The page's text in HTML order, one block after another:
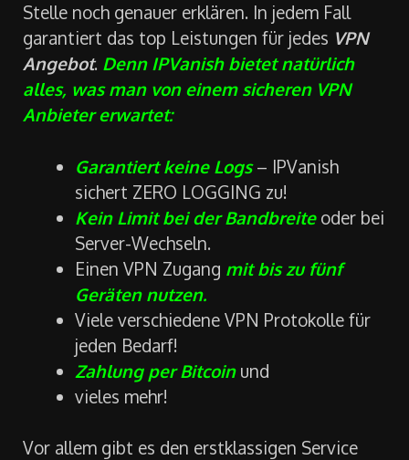
Stelle noch genauer erklären. In jedem Fall
garantiert das top Leistungen für jedes VPN
Angebot. Denn IPVanish bietet natürlich
alles, was man von einem sicheren VPN
Anbieter erwartet:
Garantiert keine Logs– IPVanish
sichert ZERO LOGGING zu!
Kein Limit bei der Bandbreiteoder bei
Server-Wechseln.
Einen VPN Zugang mit bis zu fünf
Geräten nutzen.
Viele verschiedene VPN Protokolle für
jeden Bedarf!
Zahlung per Bitcoinund
vieles mehr!
Vor allem gibt es den erstklassigen Service